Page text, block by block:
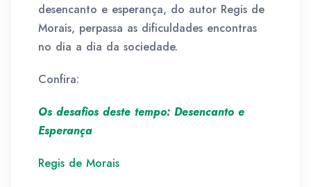
desencanto e esperança, do autor Regis de
Morais, perpassa as dificuldades encontras
no dia a dia da sociedade.
Confira:
Os desafios deste tempo: Desencanto e
Esperança
Regis de Morais